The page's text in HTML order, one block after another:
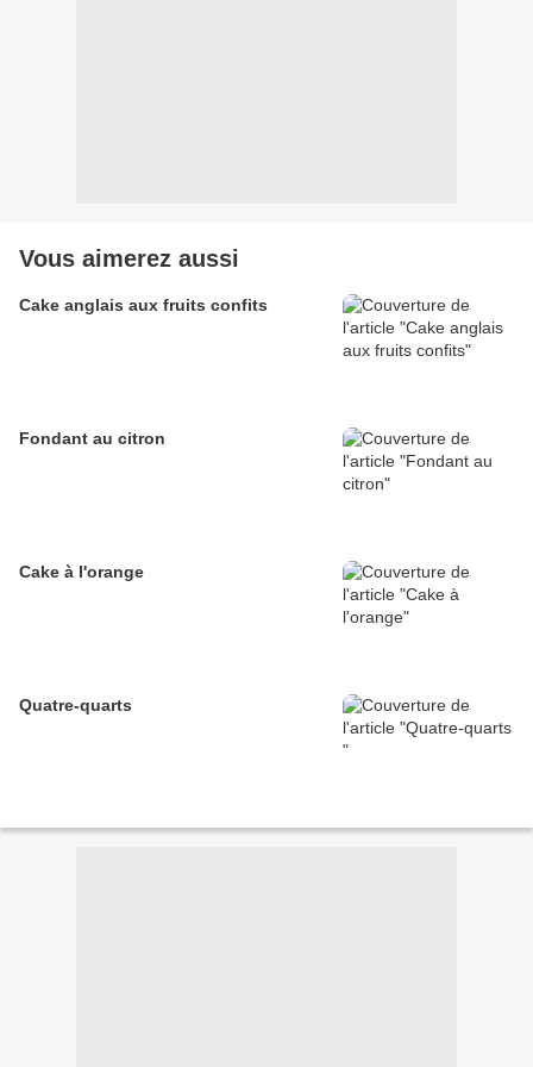
Vous aimerez aussi
Cake anglais aux fruits confits
Fondant au citron
Cake à l'orange
Quatre-quarts